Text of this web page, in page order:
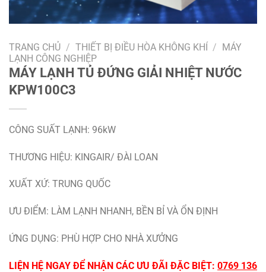
TRANG CHỦ / THIẾT BỊ ĐIỀU HÒA KHÔNG KHÍ / MÁY
LẠNH CÔNG NGHIỆP
MÁY LẠNH TỦ ĐỨNG GIẢI NHIỆT NƯỚC
KPW100C3
CÔNG SUẤT LẠNH: 96kW
THƯƠNG HIỆU: KINGAIR/ ĐÀI LOAN
XUẤT XỨ: TRUNG QUỐC
ƯU ĐIỂM: LÀM LẠNH NHANH, BỀN BỈ VÀ ỔN ĐỊNH
ỨNG DỤNG: PHÙ HỢP CHO NHÀ XƯỞNG
LIỆN HỆ NGAY ĐỂ NHẬN CÁC ƯU ĐÃI ĐẶC BIỆT: 0769 136